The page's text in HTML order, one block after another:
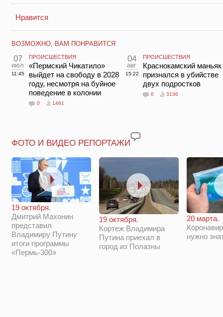
Нравится
ВОЗМОЖНО, ВАМ ПОНРАВИТСЯ
07
июл
11:45
ПРОИСШЕСТВИЯ
«Пермский Чикатило»
выйдет на свободу в 2028
году, несмотря на буйное
поведение в колонии
0 1461
04
авг
15:22
ПРОИСШЕСТВИЯ
Краснокамский маньяк
признался в убийстве
двух подростков
0 3136
ФОТО И ВИДЕО РЕПОРТАЖИ
19 октября.
Дмитрий Махонин
представил
Владимиру Путину
итоги программы
«Пермь-300»
19 октября.
Кортеж Владимира
Путина приехал в
город из Полазны
20 марта.
нужно